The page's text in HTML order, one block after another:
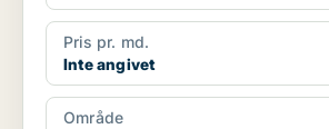
Pris pr. md.
Inte angivet
Område